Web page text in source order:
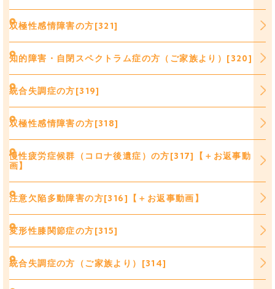
双極性感情障害の方[321]
知的障害・自閉スペクトラム症の方（ご家族より）[320]
統合失調症の方[319]
双極性感情障害の方[318]
慢性疲労症候群（コロナ後遺症）の方[317]【＋お返事動
画】
注意欠陥多動障害の方[316]【＋お返事動画】
変形性膝関節症の方[315]
統合失調症の方（ご家族より）[314]